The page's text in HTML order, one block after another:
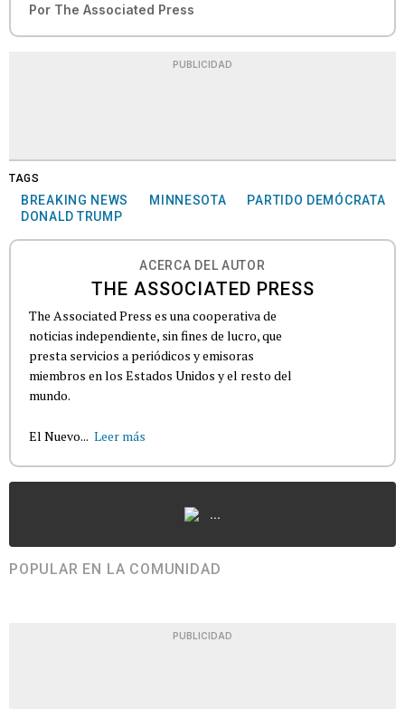
Por The Associated Press
PUBLICIDAD
TAGS
BREAKING NEWS MINNESOTA
PARTIDO DEMÓCRATA
DONALD TRUMP
ACERCA DEL AUTOR
THE ASSOCIATED PRESS
The Associated Press es una cooperativa de
noticias independiente, sin fines de lucro, que
presta servicios a periódicos y emisoras
miembros en los Estados Unidos y el resto del
mundo.
El Nuevo... Leer más
...
POPULAR EN LA COMUNIDAD
PUBLICIDAD